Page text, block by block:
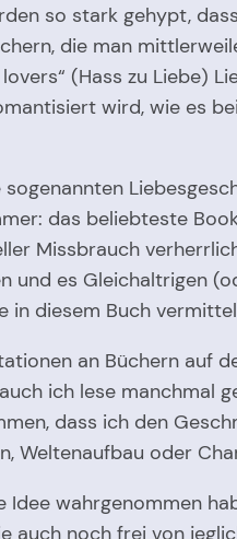
so stark gehypt,
die man
(Hass zu Liebe)
wird, wie es
das beliebteste
Missbrauch
und es Gleichaltrigen
in diesem Buch
an Büchern auf
ich lese manchmal
dass ich den
Weltenaufbau oder
wahrgenommen
noch frei von